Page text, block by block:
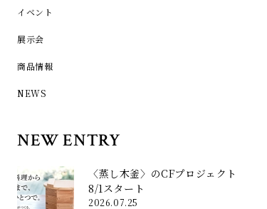
イベント
展示会
商品情報
NEWS
NEW ENTRY
〈蒸し木釜〉のCFプロジェクト
8/1スタート
2026.07.25